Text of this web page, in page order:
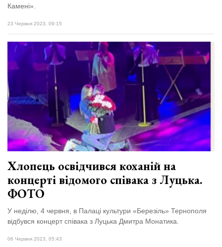
Камені».
23 Червня 2023, 09:15
Хлопець освідчився коханій на
концерті відомого співака з Луцька.
ФОТО
У неділю, 4 червня, в Палаці культури «Березіль» Тернополя
відбувся концерт співака з Луцька Дмитра Монатика.
06 Червня 2023, 05:43